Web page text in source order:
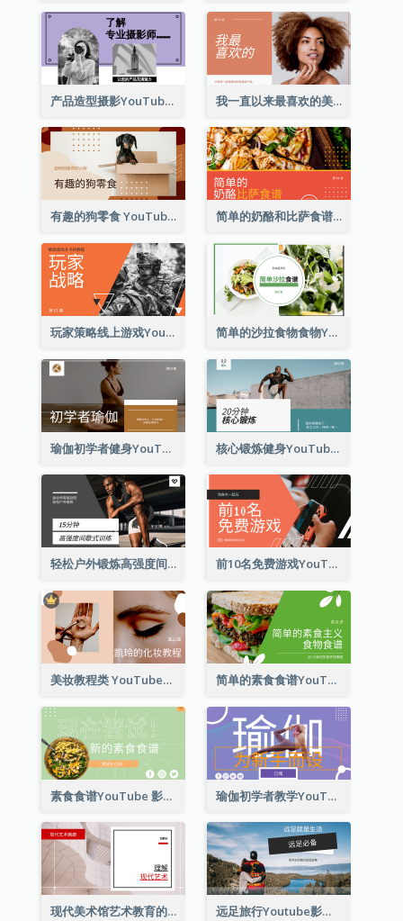
产品造型摄影YouTube影片缩图 我一直以来最喜欢的美容产品 YouTube 影片缩图
有趣的狗零食 YouTube 影片缩图 简单的奶酪和比萨食谱 YouTube影片缩图
玩家策略线上游戏YouTube影片缩图 简单的沙拉食物食物YouTube影片缩图
瑜伽初学者健身YouTube影片缩图 核心锻炼健身YouTube影片缩图
轻松户外锻炼高强度间歇式训练YouTube影片缩图 前10名免费游戏YouTube影片缩图
美妆教程类 YouTube影片缩图 简单的素食食谱YouTube影片缩图
素食食谱YouTube 影片缩图 瑜伽初学者教学YouTube影片缩图
现代美术馆艺术教育的Youtube影片缩图 远足旅行Youtube影片缩图